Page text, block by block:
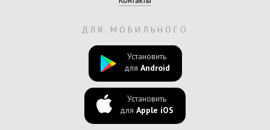
ДЛЯ МОБИЛЬНОГО
Установить
для Android
Установить
для Apple iOS